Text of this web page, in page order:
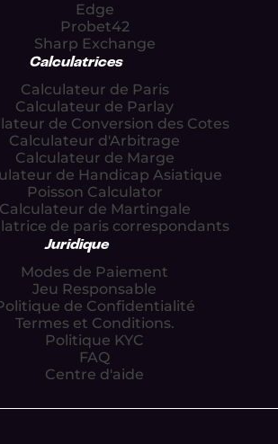
Edge
Probet42
Sharp Exchange
Calculatrices
Calculateur de Paris
Calculateur de Parlay
de Conversion des Cotes
Calculateur d'Arbitrage
Calculateur de Marge
de Handicap Asiatique
Poisson Calculator
Calculateur de Martingale
de paris correspondants
Juridique
Modes de Paiement
Jeu Responsable
de Confidentialité
Termes et Conditions.
Politique KYC
FAQ
Centre d'aide